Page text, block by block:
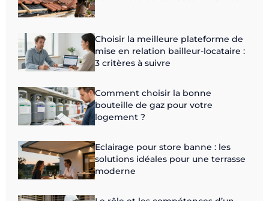
Choisir la meilleure plateforme de
mise en relation bailleur-locataire :
3 critères à suivre
Comment choisir la bonne
bouteille de gaz pour votre
logement ?
Eclairage pour store banne : les
solutions idéales pour une terrasse
moderne